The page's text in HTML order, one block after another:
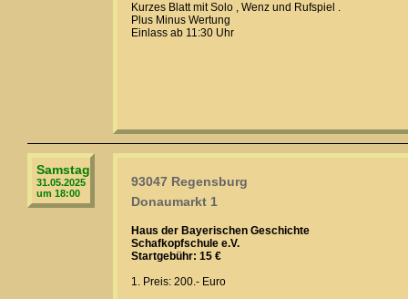
Kurzes Blatt mit Solo , Wenz und Rufspiel .
Plus Minus Wertung
Einlass ab 11:30 Uhr
Samstag
31.05.2025
um 18:00
93047 Regensburg
Donaumarkt 1
Haus der Bayerischen Geschichte
Schafkopfschule e.V.
Startgebühr: 15 €
1. Preis: 200.- Euro